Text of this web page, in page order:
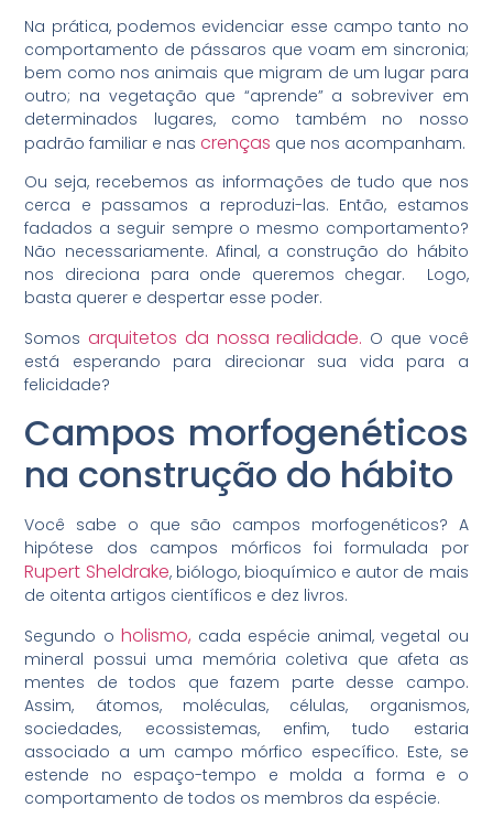
Na prática, podemos evidenciar esse campo tanto no
comportamento de pássaros que voam em sincronia;
bem como nos animais que migram de um lugar para
outro; na vegetação que “aprende” a sobreviver em
determinados lugares, como também no nosso
padrão familiar e nascrenças que nos acompanham.
Ou seja, recebemos as informações de tudo que nos
cerca e passamos a reproduzi-las. Então, estamos
fadados a seguir sempre o mesmo comportamento?
Não necessariamente. Afinal, a construção do hábito
nos direciona para onde queremos chegar. Logo,
basta querer e despertar esse poder.
Somosarquitetos da nossa realidade. O que você
está esperando para direcionar sua vida para a
felicidade?
Campos morfogenéticos
na construção do hábito
Você sabe o que são campos morfogenéticos? A
hipótese dos campos mórficos foi formulada por
Rupert Sheldrake, biólogo, bioquímico e autor de mais
de oitenta artigos científicos e dez livros.
Segundo o holismo, cada espécie animal, vegetal ou
mineral possui uma memória coletiva que afeta as
mentes de todos que fazem parte desse campo.
Assim, átomos, moléculas, células, organismos,
sociedades, ecossistemas, enfim, tudo estaria
associado a um campo mórfico específico. Este, se
estende no espaço-tempo e molda a forma e o
comportamento de todos os membros da espécie.